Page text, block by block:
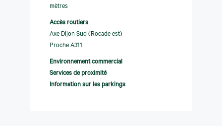
mètres
Accès routiers
Axe Dijon Sud (Rocade est)
Proche A311
Environnement commercial
Services de proximité
Information sur les parkings